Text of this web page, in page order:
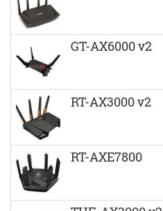
GT-AX6000 v2
RT-AX3000 v2
RT-AXE7800